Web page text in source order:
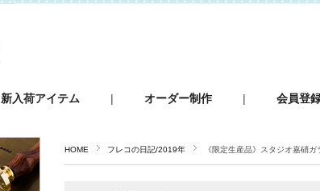
新入荷アイテム オーダー制作 会員登
HOME フレコの日記/2019年 《限定生産品》スタジオ嘉硝